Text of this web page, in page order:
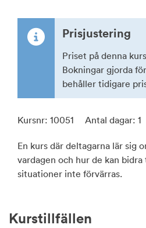
Prisjustering
Priset på denna
Bokningar gjorda
behåller tidigare
Kursnr: 10051 Antal dagar: 1
En kurs där deltagarna lär sig
vardagen och hur de kan
situationer inte förvärras.
Kurstillfällen